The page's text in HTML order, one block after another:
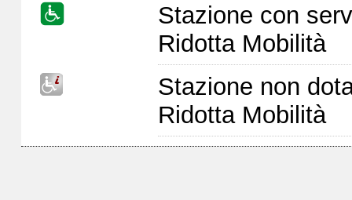
Stazione con
Ridotta Mobilità
Stazione non
Ridotta Mobilità